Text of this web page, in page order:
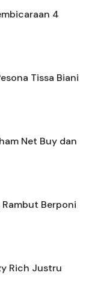
4
Tissa Biani
Net Buy dan
Rambut Berponi
Rich Justru